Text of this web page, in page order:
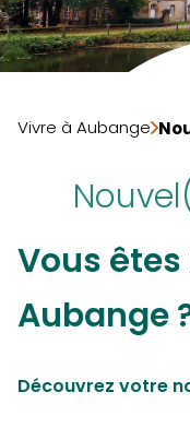
Vivre à Aubange
Vous
Aubange
Découvrez votre